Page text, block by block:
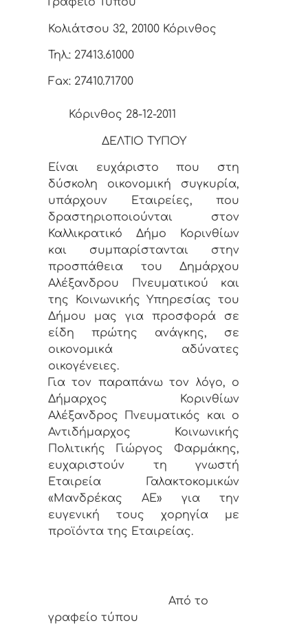
Κολιάτσου 32, 20100 Κόρινθος
Τηλ.: 27413.61000
Fax: 27410.71700
Κόρινθος 28-12-2011
ΔΕΛΤΙΟ ΤΥΠΟΥ
Είναι ευχάριστο που στη
δύσκολη οικονομική συγκυρία,
υπάρχουν Εταιρείες, που
δραστηριοποιούνται στον
Καλλικρατικό Δήμο Κορινθίων
και συμπαρίστανται στην
προσπάθεια του Δημάρχου
Αλέξανδρου Πνευματικού και
της Κοινωνικής Υπηρεσίας του
Δήμου μας για προσφορά σε
είδη πρώτης ανάγκης, σε
οικονομικά αδύνατες
οικογένειες.
Για τον παραπάνω τον λόγο, ο
Δήμαρχος Κορινθίων
Αλέξανδρος Πνευματικός και ο
Αντιδήμαρχος Κοινωνικής
Πολιτικής Γιώργος Φαρμάκης,
ευχαριστούν τη γνωστή
Εταιρεία Γαλακτοκομικών
«Μανδρέκας ΑΕ» για την
ευγενική τους χορηγία με
προϊόντα της Εταιρείας.
Από το
γραφείο τύπου